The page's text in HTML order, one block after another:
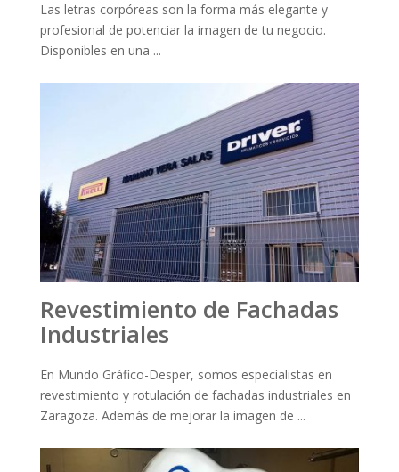
Las letras corpóreas son la forma más elegante y
profesional de potenciar la imagen de tu negocio.
Disponibles en una ...
Revestimiento de Fachadas
Industriales
En Mundo Gráfico-Desper, somos especialistas en
revestimiento y rotulación de fachadas industriales en
Zaragoza. Además de mejorar la imagen de ...